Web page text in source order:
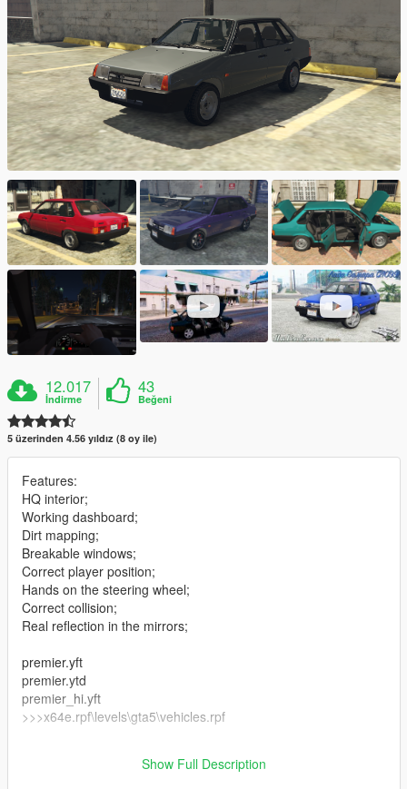
12.017
İndirme
43
Beğeni
5 üzerinden 4.56 yıldız (8 oy ile)
Features:
HQ interior;
Working dashboard;
Dirt mapping;
Breakable windows;
Correct player position;
Hands on the steering wheel;
Correct collision;
Real reflection in the mirrors;
premier.yft
premier.ytd
premier_hi.yft
>>>x64e.rpf\levels\gta5\vehicles.rpf
>>>x64i.rpf\levels\gta5\vehiclemods
Show Full Description